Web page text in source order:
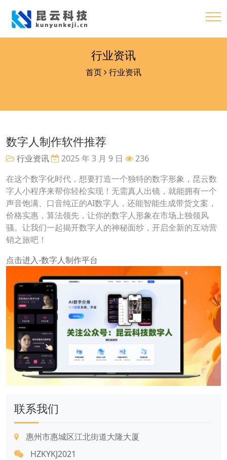
行业资讯
首页 行业资讯
数字人制作软件推荐
行业资讯 2025 年 3 月 9 日
236
在这个数字化时代，想要打造一个独特的数字形象，昆云数
字人小程序来帮你轻松实现！无需真人出镜，就能拥有一个
声音饱满、口音纯正的AI数字人，还能智能生成带货文案，
价格实惠，算法领先，让你的数字人形象在市场上独领风
骚。让我们一起揭开数字人的神秘面纱，开启全新的互动营
销之旅吧！
点击进入-数字人制作平台
联系我们
惠州市惠城区江北街道大隆大厦
HZKYKJ2021